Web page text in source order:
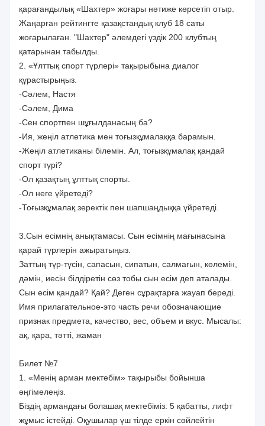
қарағандылық «Шахтер» жоғары нәтиже көрсетіп отыр.
Жаңарған рейтингте қазақстандық клуб 18 саты
жоғарылаған. "Шахтер" әлемдегі үздік 200 клубтың
қатарынан табылды.
2. «Ұлттық спорт түрлері» тақырыбына диалог
құрастырыңыз.
-Сәлем, Настя
-Сәлем, Дима
-Сен спортпен шұғылданасың ба?
-Ия, жеңіл атлетика мен тоғызқұмалаққа барамын.
-Жеңіл атлетиканы білемін. Ал, тоғызқұмалақ қандай
спорт түрі?
-Ол қазақтың ұлттық спорты.
-Ол неге үйретеді?
-Тоғызқұмалақ зеректік пен шапшаңдыққа үйретеді.
3.Сын есімнің анықтамасы. Сын есімнің мағынасына
қарай түрлерін ажыратыңыз.
Заттың түр-түсін, сапасын, сипатын, салмағын, көлемін,
дәмін, иесін білдіретін сөз тобы сын есім деп аталады.
Сын есім қандай? Қай? Деген сұрақтарға жауап береді.
Имя прилагательное-это часть речи обозначающие
признак предмета, качество, вес, объем и вкус. Мысалы:
ақ, қара, тәтті, жаман
Билет №7
1. «Менің арман мектебім» тақырыбы бойынша
әңгімелеңіз.
Біздің армандағы болашақ мектебіміз: 5 қабатты, лифт
жұмыс істейді. Оқушылар үш тілде еркін сөйлейтін